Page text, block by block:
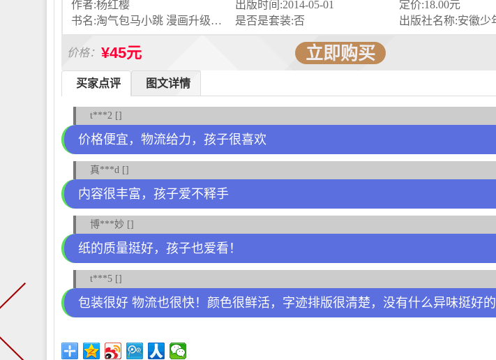
作者:杨红樱
出版时间:2014-05-01
定价:18.00元
书名:淘气包马小跳 漫画升级版 轰隆隆老师
是否是套装:否
价格： ¥45元 立即购买
图文详情
买家点评
t***2 []
价格便宜，物流给力，孩子很喜欢
真***d []
内容很丰富，孩子爱不释手
博***妙 []
纸的质量挺好，孩子也爱看！
t***5 []
包装很好 物流也很快！颜色很鲜活，字迹排版很清楚，没有什么异味挺好的